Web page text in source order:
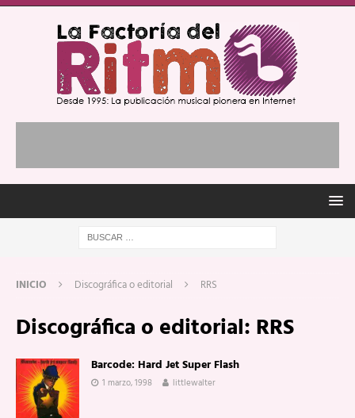
INICIO Discográfica o editorial RRS
Discográfica o editorial: RRS
Barcode: Hard Jet Super Flash
1 marzo, 1998 littlewalter